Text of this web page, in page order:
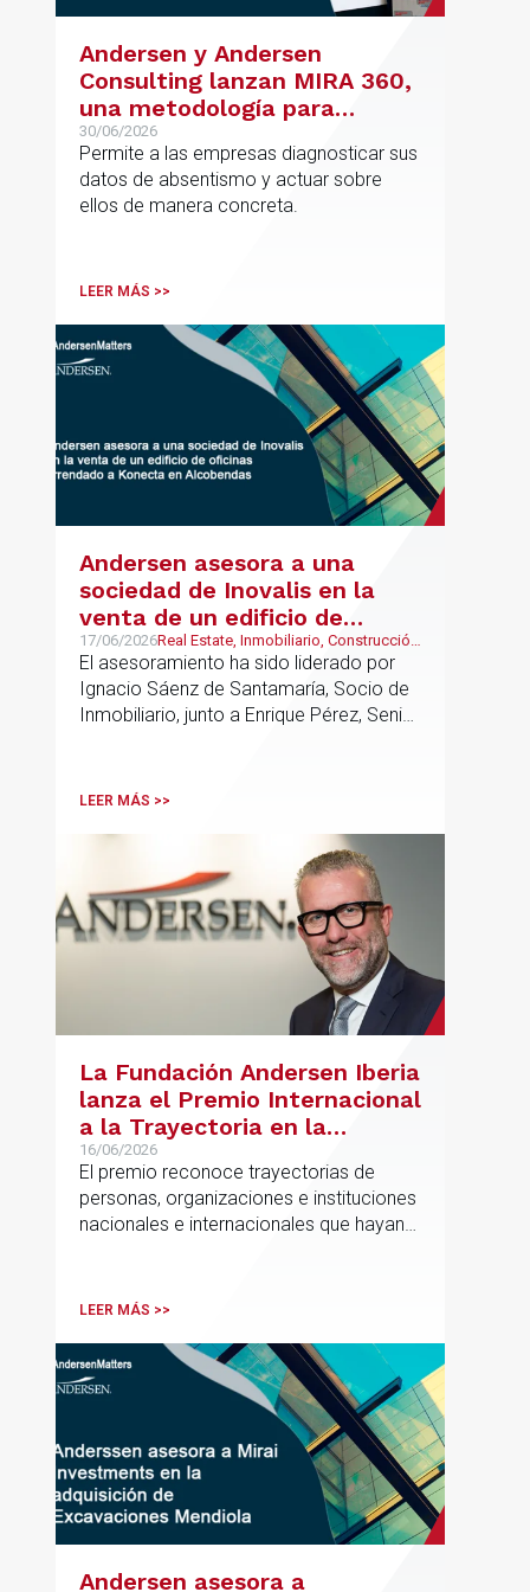
Andersen y Andersen
Consulting lanzan MIRA 360,
una metodología para
reducir el absentismo de
forma estructurada y
sostenible
30/06/2026
Permite a las empresas diagnosticar sus
datos de absentismo y actuar sobre
ellos de manera concreta.
LEER MÁS >>
Andersen asesora a una
sociedad de Inovalis en la
venta de un edificio de
oficinas arrendado a Konecta
en Alcobendas
17/06/2026Real Estate, Inmobiliario, Construcción
y Urbanismo
El asesoramiento ha sido liderado por
Ignacio Sáenz de Santamaría, Socio de
Inmobiliario, junto a Enrique Pérez, Senior
LEER MÁS >>
La Fundación Andersen Iberia
lanza el Premio Internacional
a la Trayectoria en la
Promoción de la Educación
16/06/2026
El premio reconoce trayectorias de
personas, organizaciones e instituciones
nacionales e internacionales que hayan
innovación o la equidad educativa
LEER MÁS >>
Andersen asesora a